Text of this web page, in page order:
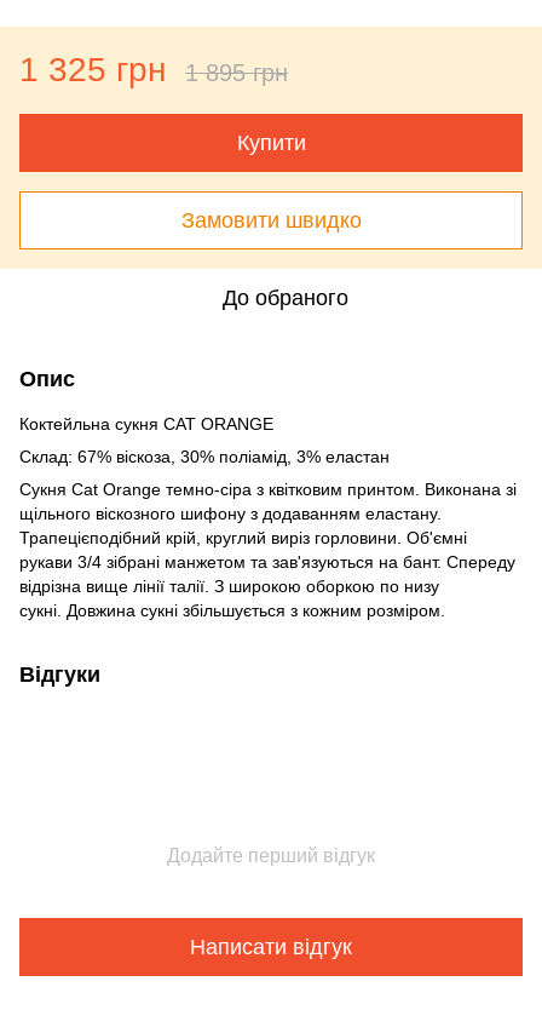
1 325 грн 1 895 грн
Купити
Замовити швидко
До обраного
Опис
Коктейльна сукня CAT ORANGE
Склад: 67% віскоза, 30% поліамід, 3% еластан
Сукня Cat Orange темно-сіра з квітковим принтом. Виконана зі
щільного віскозного шифону з додаванням еластану.
Трапецієподібний крій, круглий виріз горловини. Об'ємні
рукави 3/4 зібрані манжетом та зав'язуються на бант. Спереду
відрізна вище лінії талії. З широкою оборкою по низу
сукні. Довжина сукні збільшується з кожним розміром.
Відгуки
Додайте перший відгук
Написати відгук